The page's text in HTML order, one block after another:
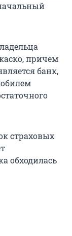
причем
банк,
страховых
обходилась